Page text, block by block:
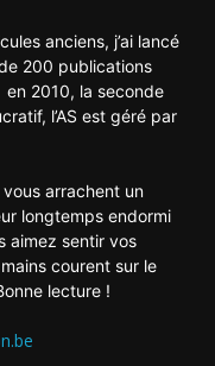
anciens, j’ai lancé
200 publications
en 2010, la seconde
l’AS est géré par
arrachent un
longtemps endormi
aimez sentir vos
courent sur le
lecture !